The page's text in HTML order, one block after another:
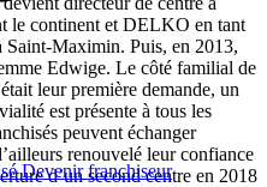
Devenir franchiseur
le continent et DELKO en tant
Saint-Maximin. Puis, en 2013,
Edwige. Le côté familial de
leur première demande, un
est présente à tous les
peuvent échanger
renouvelé leur confiance
d’un second centre en 2018